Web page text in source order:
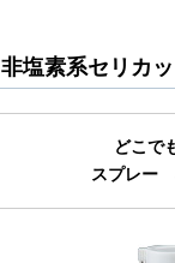
非塩素系セリカ
どこで
スプレー